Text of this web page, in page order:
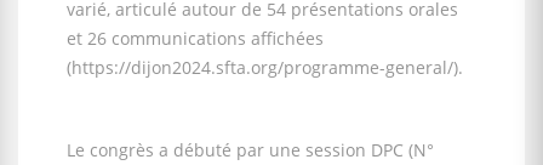
varié, articulé autour de 54 présentations orales
et 26 communications affichées
(https://dijon2024.sfta.org/programme-general/).
Le congrès a débuté par une session DPC (N°